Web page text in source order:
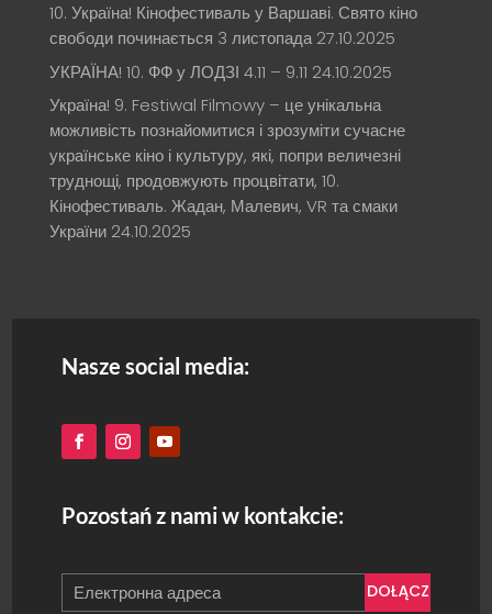
10. Україна! Кінофестиваль у Варшаві. Свято кіно
свободи починається 3 листопада 27.10.2025
УКРАЇНА! 10. ФФ у ЛОДЗІ 4.11 – 9.11 24.10.2025
Україна! 9. Festiwal Filmowy – це унікальна
можливість познайомитися і зрозуміти сучасне
українське кіно і культуру, які, попри величезні
труднощі, продовжують процвітати, 10.
Кінофестиваль. Жадан, Малевич, VR та смаки
України 24.10.2025
Nasze social media:
Pozostań z nami w kontakcie:
DOŁĄCZ